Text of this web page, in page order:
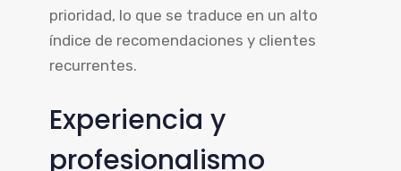
prioridad, lo que se traduce en un alto
índice de recomendaciones y clientes
recurrentes.
Experiencia y
profesionalismo